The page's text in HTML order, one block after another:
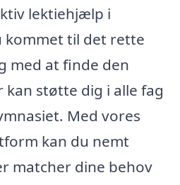
lektiehjælp i
kommet til det rette
med at finde den
støtte dig i alle fag
Med vores
kan du nemt
matcher dine behov